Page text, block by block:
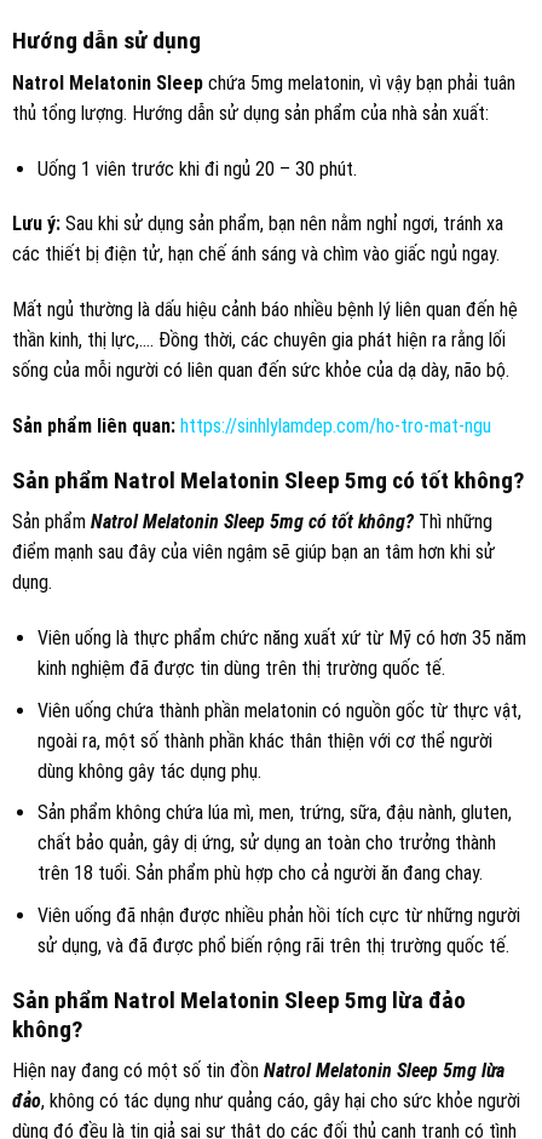
Hướng dẫn sử dụng
Natrol Melatonin Sleep chứa 5mg melatonin, vì vậy bạn phải tuân
thủ tổng lượng. Hướng dẫn sử dụng sản phẩm của nhà sản xuất:
Uống 1 viên trước khi đi ngủ 20 – 30 phút.
Lưu ý: Sau khi sử dụng sản phẩm, bạn nên nằm nghỉ ngơi, tránh xa
các thiết bị điện tử, hạn chế ánh sáng và chìm vào giấc ngủ ngay.
Mất ngủ thường là dấu hiệu cảnh báo nhiều bệnh lý liên quan đến hệ
thần kinh, thị lực,…. Đồng thời, các chuyên gia phát hiện ra rằng lối
sống của mỗi người có liên quan đến sức khỏe của dạ dày, não bộ.
Sản phẩm liên quan: https://sinhlylamdep.com/ho-tro-mat-ngu
Sản phẩm Natrol Melatonin Sleep 5mg có tốt không?
Sản phẩm Natrol Melatonin Sleep 5mg có tốt không? Thì những
điểm mạnh sau đây của viên ngậm sẽ giúp bạn an tâm hơn khi sử
dụng.
Viên uốnglà thực phẩm chức năng xuất xứ từ Mỹ có hơn 35 năm
kinh nghiệm đã được tin dùng trên thị trường quốc tế.
Viên uống chứa thành phần melatonin có nguồn gốc từ thực vật,
ngoài ra, một số thành phần khác thân thiện với cơ thể người
dùng không gây tác dụng phụ.
Sản phẩm không chứa lúa mì, men, trứng, sữa, đậu nành, gluten,
chất bảo quản, gây dị ứng, sử dụng an toàn cho trưởng thành
trên 18 tuổi. Sản phẩm phù hợp cho cả người ăn đang chay.
Viên uống đã nhận được nhiều phản hồi tích cực từ những người
sử dụng, và đã được phổ biến rộng rãi trên thị trường quốc tế.
Sản phẩm Natrol Melatonin Sleep 5mg lừa đảo
không?
Hiện nay đang có một số tin đồn Natrol Melatonin Sleep 5mg lừa
đảo, không có tác dụng như quảng cáo, gây hại cho sức khỏe người
dùng đó đều là tin giả sai sự thật do các đối thủ cạnh tranh có tình